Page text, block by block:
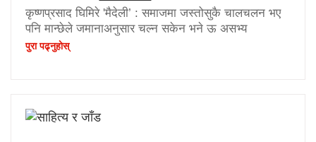
कृष्णप्रसाद घिमिरे 'मैदेली’ : समाजमा जस्तोसुकै चालचलन भए
पनि मान्छेले जमानाअनुसार चल्न सकेन भने ऊ असभ्य
पुरा पढ्नुहाेस्